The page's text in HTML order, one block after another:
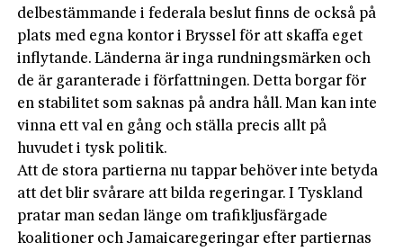
delbestämmande i federala beslut finns de också på
plats med egna kontor i Bryssel för att skaffa eget
inflytande. Länderna är inga rundningsmärken och
de är garanterade i författningen. Detta borgar för
en stabilitet som saknas på andra håll. Man kan inte
vinna ett val en gång och ställa precis allt på
huvudet i tysk politik.
Att de stora partierna nu tappar behöver inte betyda
att det blir svårare att bilda regeringar. I Tyskland
pratar man sedan länge om trafikljusfärgade
koalitioner och Jamaicaregeringar efter partiernas